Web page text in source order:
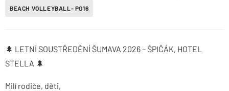
BEACH VOLLEYBALL- PO16
🌲 LETNÍ SOUSTŘEDĚNÍ ŠUMAVA 2026 – ŠPIČÁK, HOTEL
STELLA 🌲
Milí rodiče, děti,